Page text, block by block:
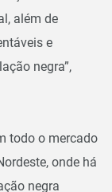
além de
e
negra”,
todo o mercado
onde há
negra